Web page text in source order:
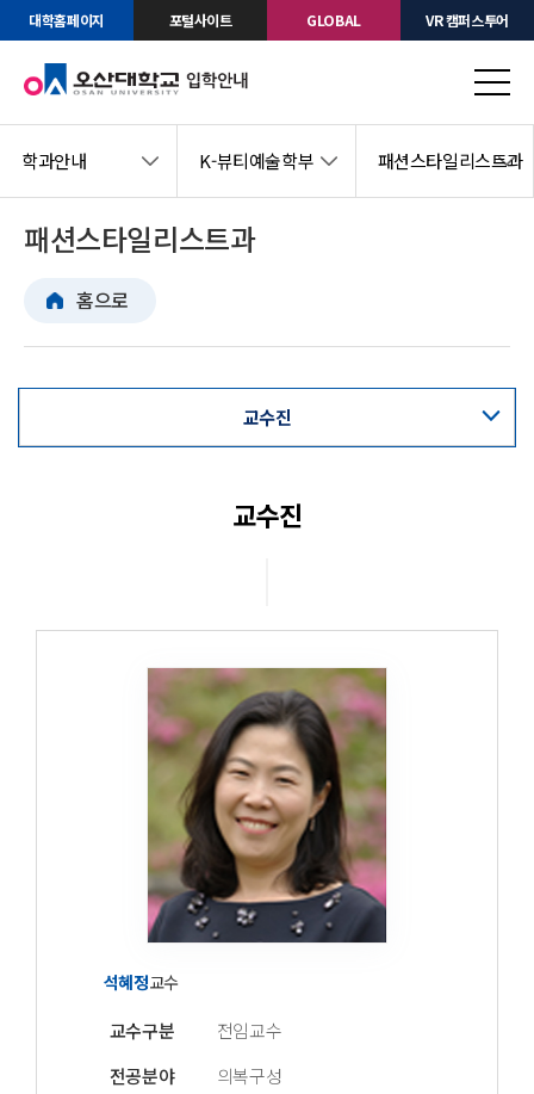
대학홈페이지 포털사이트 GLOBAL VR 캠퍼스투어
학과안내 K-뷰티예술학부 패션스타일리스트과
패션스타일리스트과
홈으로
교과목안내
교수진
학과소식
학과동영상
교수진
석혜정교수
교수구분
전임교수
전공분야
의복구성